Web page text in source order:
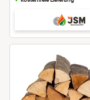
Hanau
Hannover